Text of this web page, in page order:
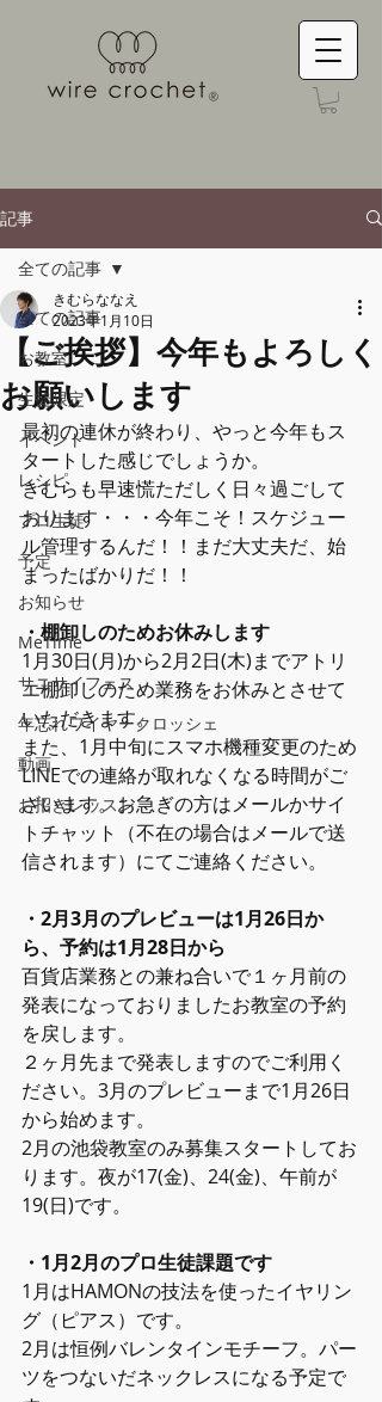
記事
全ての記事
お教室
生徒限定
イベント
レシピ
プロ生徒
予定
お知らせ
MeTime
サニサイフェス
年忘れワイヤークロッシェ
動画
お招きレッスン
全ての記事
【ご挨拶】今年もよろしく
お願いします
きむらななえ
2023年1月10日
最初の連休が終わり、やっと今年もス
タートした感じでしょうか。
きむらも早速慌ただしく日々過ごして
おります・・・今年こそ！スケジュー
ル管理するんだ！！まだ大丈夫だ、始
まったばかりだ！！
・棚卸しのためお休みします
1月30日(月)から2月2日(木)までアトリ
エ棚卸しのため業務をお休みとさせて
いただきます。
また、1月中旬にスマホ機種変更のため
LINEでの連絡が取れなくなる時間がご
ざいます。お急ぎの方はメールかサイ
トチャット（不在の場合はメールで送
信されます）にてご連絡ください。
・2月3月のプレビューは1月26日か
ら、予約は1月28日から
百貨店業務との兼ね合いで１ヶ月前の
発表になっておりましたお教室の予約
を戻します。
２ヶ月先まで発表しますのでご利用く
ださい。3月のプレビューまで1月26日
から始めます。
2月の池袋教室のみ募集スタートしてお
ります。夜が17(金)、24(金)、午前が
19(日)です。
・1月2月のプロ生徒課題です
1月はHAMONの技法を使ったイヤリン
グ（ピアス）です。
2月は恒例バレンタインモチーフ。パー
ツをつないだネックレスになる予定で